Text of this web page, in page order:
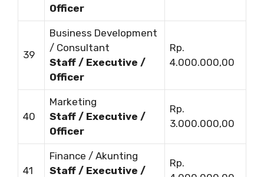
Officer
39
Business Development
/ Consultant
Staff / Executive /
Officer
Rp.
4.000.000,00
40
Marketing
Staff / Executive /
Officer
Rp.
3.000.000,00
41
Finance / Akunting
Staff / Executive /
Rp.